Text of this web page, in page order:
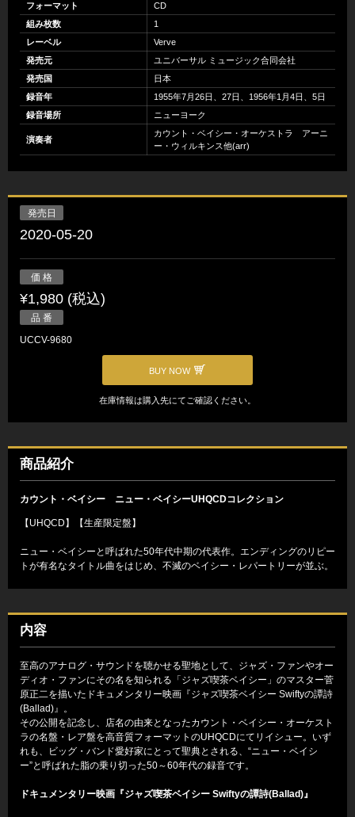
フォーマット
CD
組み枚数
1
レーベル
Verve
発売元
ユニバーサル ミュージック合同会社
発売国
日本
録音年
1955年7月26日、27日、1956年1月4日、5日
録音場所
ニューヨーク
演奏者
カウント・ベイシー・オーケストラ アーニ
ー・ウィルキンス他(arr)
発売日
2020-05-20
価 格
¥1,980 (税込)
品 番
UCCV-9680
BUY NOW
在庫情報は購入先にてご確認ください。
商品紹介
カウント・ベイシー ニュー・ベイシーUHQCDコレクション
【UHQCD】【生産限定盤】
ニュー・ベイシーと呼ばれた50年代中期の代表作。エンディングのリピー
トが有名なタイトル曲をはじめ、不滅のベイシー・レパートリーが並ぶ。
内容
至高のアナログ・サウンドを聴かせる聖地として、ジャズ・ファンやオー
ディオ・ファンにその名を知られる「ジャズ喫茶ベイシー」のマスター菅
原正二を描いたドキュメンタリー映画『ジャズ喫茶ベイシー Swiftyの譚詩
(Ballad)』。
その公開を記念し、店名の由来となったカウント・ベイシー・オーケスト
ラの名盤・レア盤を高音質フォーマットのUHQCDにてリイシュー。いず
れも、ビッグ・バンド愛好家にとって聖典とされる、“ニュー・ベイシ
ー”と呼ばれた脂の乗り切った50～60年代の録音です。
ドキュメンタリー映画『ジャズ喫茶ベイシー Swiftyの譚詩(Ballad)』